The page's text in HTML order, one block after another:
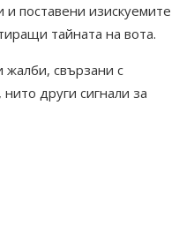
и поставени изискуемите
тайната на вота.
жалби, свързани с
други сигнали за